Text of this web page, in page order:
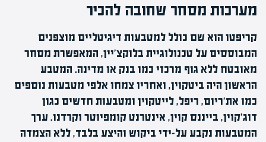
מערכות מסחר שחובה להכיר
קריפטו הוא שם כולל למטבעות דיגיטליים מוצפנים
המבוססים על טכנולוגיית בלוקצ'יין, המאפשרת מסחר
מאובטח ללא גוף מרכזי כמו בנק או מדינה. המטבע
הראשון היה ביטקוין, ואחריו צמחו אלפי מטבעות נוספים
כמו את'ריום, ריפל, לייטקוין ומטבעות חדשים כגון
דוג'קוין, בייננס קוין, אינטרנט קומפיוטר וקרדנו. ערך
המטבעות נקבע על-ידי ביקוש והיצע בלבד, ללא הצמדה